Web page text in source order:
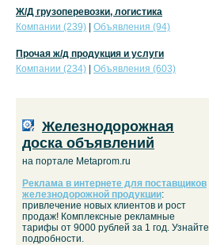
Ж/Д грузоперевозки, логистика
Компании (239)
Объявления (94)
Прочая ж/д продукция и услуги
Компании (234)
Объявления (603)
Железнодорожная
доска объявлений
на портале Metaprom.ru
Реклама в интернете для поставщиков
железнодорожной продукции:
привлечение новых клиентов и рост
продаж! Комплексные рекламные
тарифы от 9000 рублей за 1 год. Узнайте
подробности.